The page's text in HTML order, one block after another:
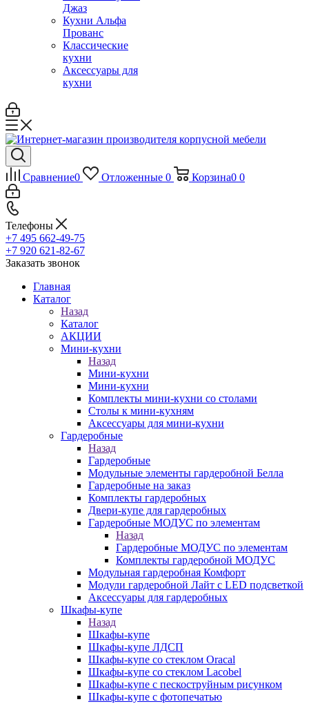
Джаз
Кухни Альфа
Прованс
Классические
кухни
Аксессуары для
кухни
Сравнение0 Отложенные 0 Корзина0 0
Телефоны
+7 495 662-49-75
+7 920 621-82-67
Заказать звонок
Главная
Каталог
Назад
Каталог
АКЦИИ
Мини-кухни
Назад
Мини-кухни
Мини-кухни
Комплекты мини-кухни со столами
Столы к мини-кухням
Аксессуары для мини-кухни
Гардеробные
Назад
Гардеробные
Модульные элементы гардеробной Белла
Гардеробные на заказ
Комплекты гардеробных
Двери-купе для гардеробных
Гардеробные МОДУС по элементам
Назад
Гардеробные МОДУС по элементам
Комплекты гардеробной МОДУС
Модульная гардеробная Комфорт
Модули гардеробной Лайт с LED подсветкой
Аксессуары для гардеробных
Шкафы-купе
Назад
Шкафы-купе
Шкафы-купе ЛДСП
Шкафы-купе со стеклом Oracal
Шкафы-купе со стеклом Lacobel
Шкафы-купе с пескоструйным рисунком
Шкафы-купе с фотопечатью